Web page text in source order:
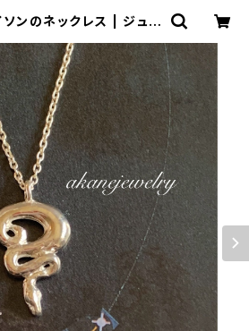
ンのネックレス | ジュエ